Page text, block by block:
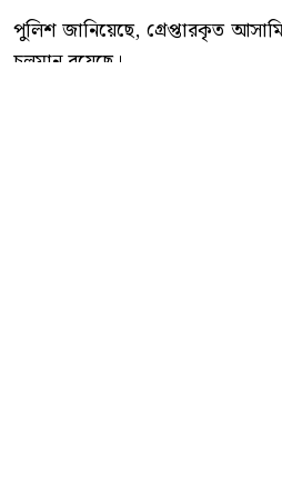
পুলিশ জানিয়েছে, গ্রেপ্তারকৃত
চলমান রয়েছে।